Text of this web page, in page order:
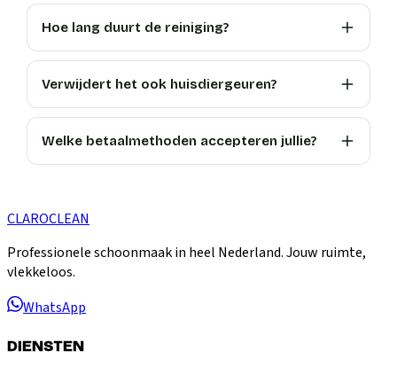
Hoe lang duurt de reiniging?
Verwijdert het ook huisdiergeuren?
Welke betaalmethoden accepteren jullie?
CLAROCLEAN
Professionele schoonmaak in heel Nederland. Jouw ruimte,
vlekkeloos.
WhatsApp
DIENSTEN